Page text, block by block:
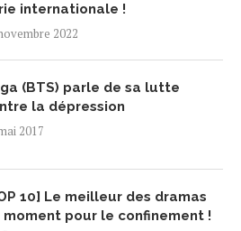
internationale !
2022
(BTS) parle de sa lutte
la dépression
2017
10] Le meilleur des dramas
moment pour le confinement !